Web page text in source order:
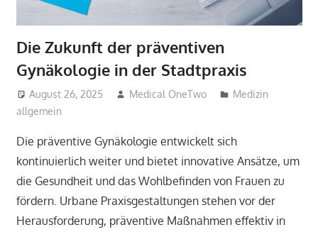
Die Zukunft der präventiven
Gynäkologie in der Stadtpraxis
August 26, 2025 Medical OneTwo
Medizin
allgemein
Die präventive Gynäkologie entwickelt sich
kontinuierlich weiter und bietet innovative Ansätze, um
die Gesundheit und das Wohlbefinden von Frauen zu
fördern. Urbane Praxisgestaltungen stehen vor der
Herausforderung, präventive Maßnahmen effektiv in